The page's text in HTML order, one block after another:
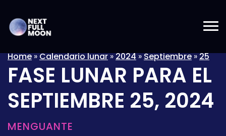
Home»Calendario lunar»2024»Septiembre»25
FASE LUNAR PARA EL
SEPTIEMBRE 25, 2024
MENGUANTE